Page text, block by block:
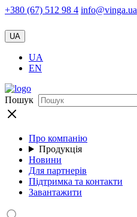
+380 (67) 512 98 4 info@vinga.ua
UA
UA
EN
Пошук
Про компанію
Продукція
Новини
Для партнерів
Підтримка та контакти
Завантажити